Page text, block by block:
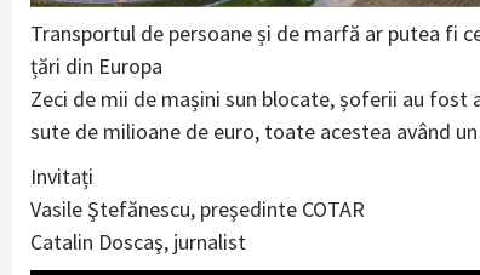
Transportul de persoane și de marfă ar putea fi
țări din Europa
Zeci de mii de mașini sun blocate, șoferii au
sute de milioane de euro, toate acestea având
Invitați
Vasile Ştefănescu, preşedinte COTAR
Catalin Doscaş, jurnalist